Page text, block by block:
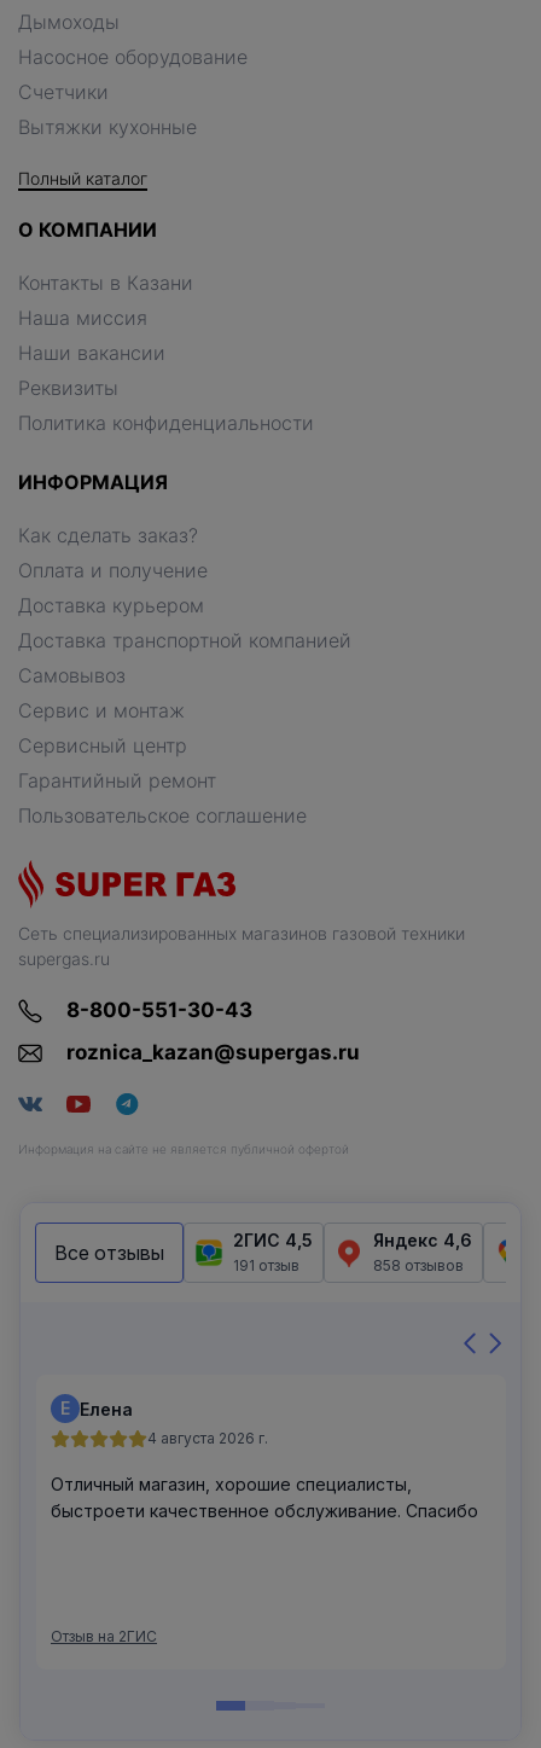
Сеть специализированных магазинов газовой техники
supergas.ru
8-800-551-30-43
roznica_kazan@supergas.ru
Информация на сайте не является публичной офертой
Дымоходы
Насосное оборудование
Счетчики
Вытяжки кухонные
Полный каталог
О КОМПАНИИ
Контакты в Казани
Наша миссия
Наши вакансии
Реквизиты
Политика конфиденциальности
ИНФОРМАЦИЯ
Как сделать заказ?
Оплата и получение
Доставка курьером
Доставка транспортной компанией
Самовывоз
Сервис и монтаж
Сервисный центр
Гарантийный ремонт
Пользовательское соглашение